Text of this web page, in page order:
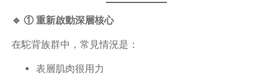
🔹 ① 重新啟動深層核心
在駝背族群中，常見情況是：
表層肌肉很用力